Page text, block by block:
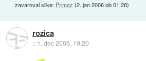
zavaroval slike: Primoz (2. jan 2006 ob 01:28)
rozica
:: 1. dec 2005, 19:20